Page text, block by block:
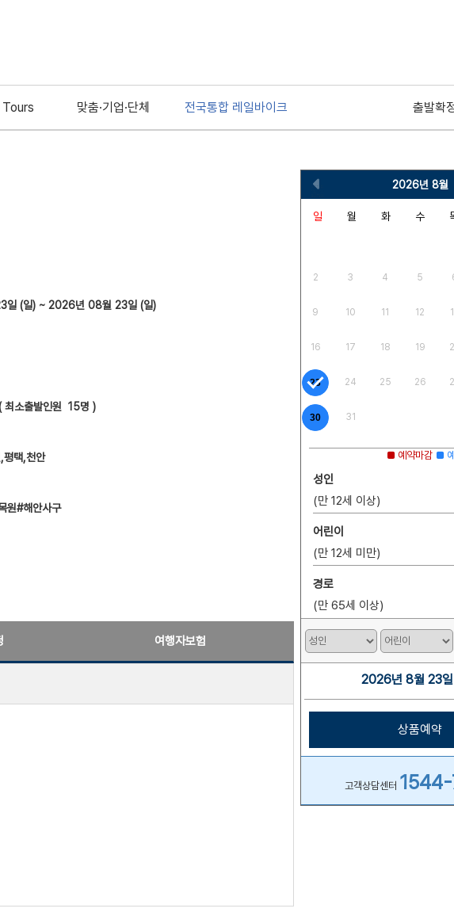
맞춤·기업·단체 전국통합 레일바이크 출발확
2026년 8월
일 월 화 수
2 3 4 5
9 10 11 12
16 17 18 19
23 24 25 26
30 31
■ 예약마감 ■
성인
(만 12세 이상)
어린이
(만 12세 미만)
경로
(만 65세 이상)
2026년 8월 23
상품예약
고객상담센터
일 (일) ~ 2026년 08월 23일 (일)
최소출발인원 15명 )
평택,천안
원#해안사구
여행자보험